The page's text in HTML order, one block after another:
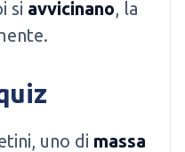
si avvicinano, la
uno di massa